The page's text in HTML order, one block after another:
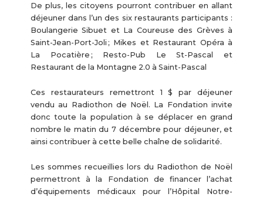
De plus, les citoyens pourront contribuer en allant
déjeuner dans l’un des six restaurants participants :
Boulangerie Sibuet et La Coureuse des Grèves à
Saint-Jean-Port-Joli ; Mikes et Restaurant Opéra à
La Pocatière ; Resto-Pub Le St-Pascal et
Restaurant de la Montagne 2.0 à Saint-Pascal
Ces restaurateurs remettront 1 $ par déjeuner
vendu au Radiothon de Noël. La Fondation invite
donc toute la population à se déplacer en grand
nombre le matin du 7 décembre pour déjeuner, et
ainsi contribuer à cette belle chaîne de solidarité.
Les sommes recueillies lors du Radiothon de Noël
permettront à la Fondation de financer l’achat
d’équipements médicaux pour l’Hôpital Notre-